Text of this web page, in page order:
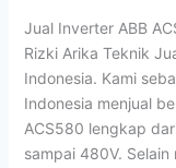
Jual Inverter ABB
Rizki Arika Teknik
Indonesia. Kami
Indonesia menjual
ACS580 lengkap
sampai 480V.